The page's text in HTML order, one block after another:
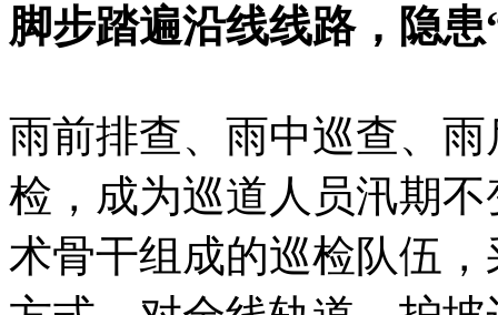
脚步踏遍沿线线路，隐
雨前排查、雨中巡查、
检，成为巡道人员汛期
术骨干组成的巡检队伍